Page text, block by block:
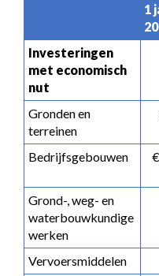
1
Investeringen
met economisch
nut
Gronden en
terreinen
Bedrijfsgebouwen
Grond-, weg- en
waterbouwkundige
werken
Vervoersmiddelen